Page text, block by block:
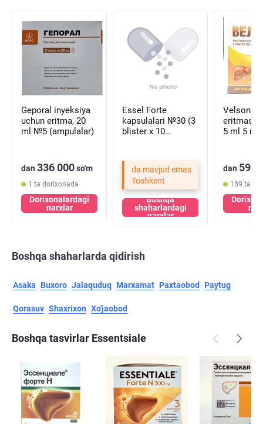
Geporal inyeksiya
uchun eritma, 20
ml №5 (ampulalar)
dan 336 000so'm
1 ta dorixonada
Dorixonalardagi
narxlar
Essel Forte
kapsulalari №30 (3
blister х 10
da mavjud emas
Toshkent
Boshqa
shaharlardagi
narxlar
Velson
eritmasi.
5 ml 5
dan 59
189 ta
Boshqa shaharlarda qidirish
Asaka Buxoro Jalaquduq Marxamat Paxtaobod Paytug
Qorasuv Shaxrixon Xo'jaobod
Boshqa tasvirlar Essentsiale